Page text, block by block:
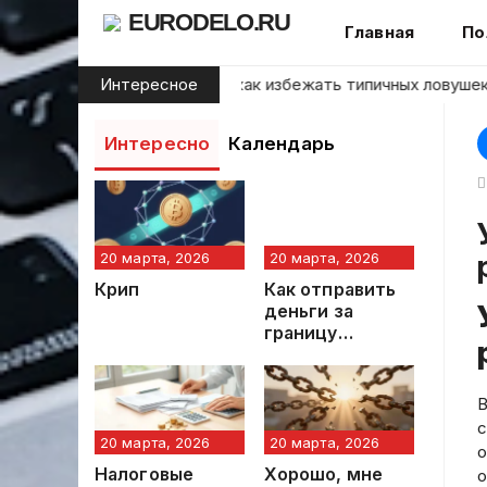
Skip
content
EURODELO.RU Главная
Интересное
инвесторов: как избежать типичных ловушек на
Удалённая
Интересно Календарь
20 марта, 2026
Крип
20 марта, 2026
Как отправить
деньги за
границу
профессиональ
ное
руководство
20 марта, 2026
Налоговые
20 марта, 2026
Хорошо, мне